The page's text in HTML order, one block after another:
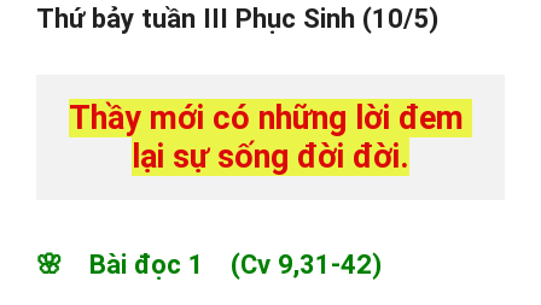
Thứ bảy tuần III Phục Sinh (10/5)
Thầy mới có những lời đem
lại sự sống đời đời.
🌸 Bài đọc 1 (Cv 9,31-42)